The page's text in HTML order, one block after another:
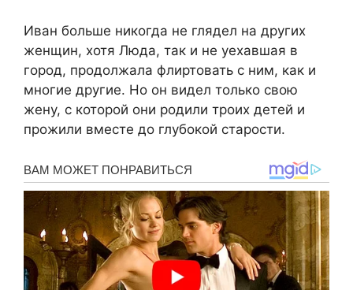
Иван больше никогда не глядел на других
женщин, хотя Люда, так и не уехавшая в
город, продолжала флиртовать с ним, как и
многие другие. Но он видел только свою
жену, с которой они родили троих детей и
прожили вместе до глубокой старости.